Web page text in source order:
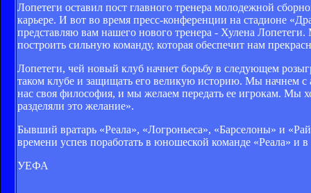
Лопетеги оставил пост главного тренера молодежной
карьере. И вот во время пресс-конференции на стадионе
представляю вам нашего нового тренера - Хулена
построить сильную команду, которая обеспечит нам
Лопетеги, чей новый клуб начнет борьбу в следующем
таком клубе и защищать его великую историю. Мы начнем с
нас своя философия, и мы желаем передать ее игрокам. Мы
разделяли это желание».
Бывший вратарь «Реала», «Логроньеса», «Барселоны» и
времени успев поработать в юношеской команде «Реала» и
УЕФА